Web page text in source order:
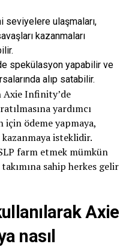
seviyelere ulaşmaları,
kazanmaları
spekülasyon yapabilir ve
alıp satabilir.
Axie Infinity’de
yardımcı
için ödeme yapmaya,
isteklidir.
farm etmek mümkün
sahip herkes gelir
Axie
nasıl